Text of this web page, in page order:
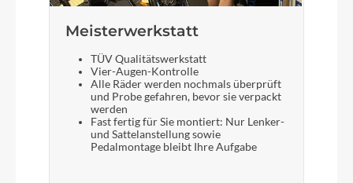
Meisterwerkstatt
TÜV Qualitätswerkstatt
Vier-Augen-Kontrolle
Alle Räder werden nochmals überprüft
und Probe gefahren, bevor sie verpackt
werden
Fast fertig für Sie montiert: Nur Lenker-
und Sattelanstellung sowie
Pedalmontage bleibt Ihre Aufgabe